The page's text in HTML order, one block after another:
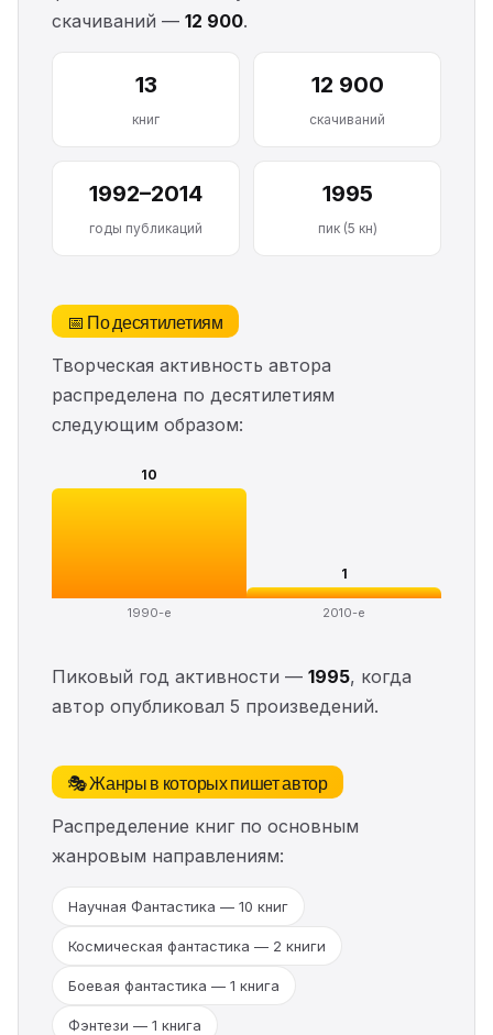
скачиваний — 12 900.
13
книг
12 900
скачиваний
1992–2014
годы публикаций
1995
пик (5 кн)
📅 По десятилетиям
Творческая активность автора
распределена по десятилетиям
следующим образом:
10
1990-е
1
2010-е
Пиковый год активности — 1995, когда
автор опубликовал 5 произведений.
🎭 Жанры в которых пишет автор
Распределение книг по основным
жанровым направлениям:
Научная Фантастика — 10 книг
Космическая фантастика — 2 книги
Боевая фантастика — 1 книга
Фэнтези — 1 книга